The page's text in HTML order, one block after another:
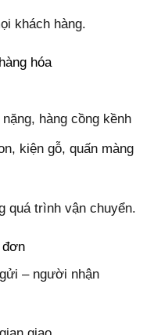
khách hàng.
hóa
hàng cồng kềnh
kiện gỗ, quấn màng
quá trình vận chuyển.
đơn
– người nhận